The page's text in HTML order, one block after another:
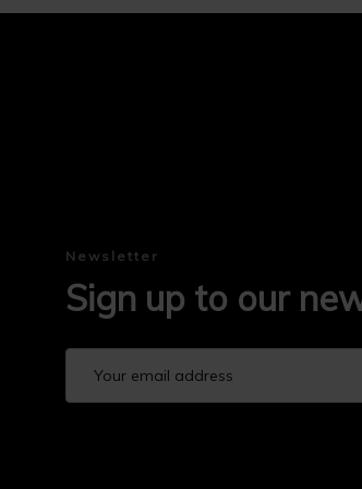
Newsletter
Sign up to our